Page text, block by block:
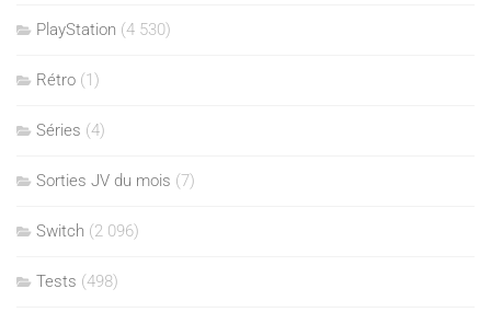
PlayStation (4 530)
Rétro (1)
Séries (4)
Sorties JV du mois (7)
Switch (2 096)
Tests (498)